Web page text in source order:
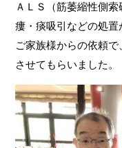
受付時間 月
土
定休日
ＡＬＳ（筋萎縮性側
瘻・痰吸引などの処置
ご家族様からの依頼
させてもらいました。